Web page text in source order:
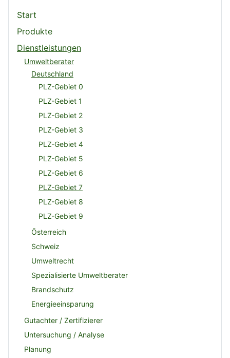
Start
Produkte
Dienstleistungen
Umweltberater
Deutschland
PLZ-Gebiet 0
PLZ-Gebiet 1
PLZ-Gebiet 2
PLZ-Gebiet 3
PLZ-Gebiet 4
PLZ-Gebiet 5
PLZ-Gebiet 6
PLZ-Gebiet 7
PLZ-Gebiet 8
PLZ-Gebiet 9
Österreich
Schweiz
Umweltrecht
Spezialisierte Umweltberater
Brandschutz
Energieeinsparung
Gutachter / Zertifizierer
Untersuchung / Analyse
Planung